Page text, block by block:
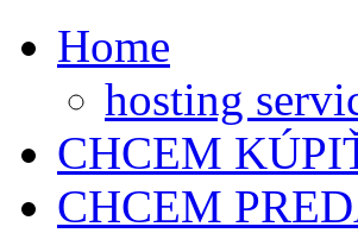
Home
hosting
CHCEM
CHCEM